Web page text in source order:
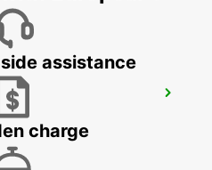
assistance
charge